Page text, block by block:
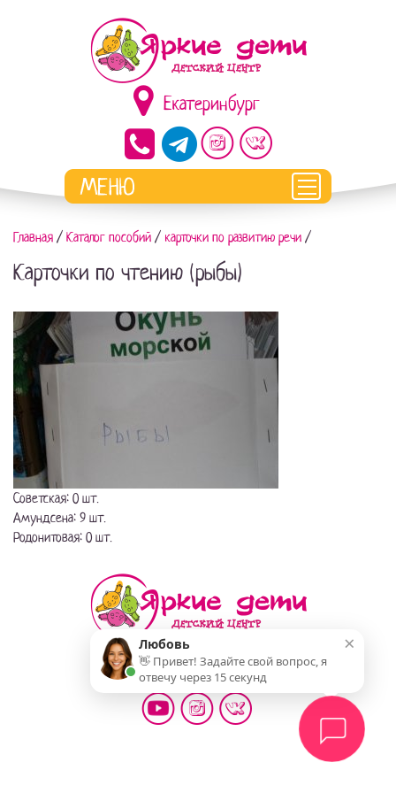
Екатеринбург
Главная / Каталог пособий / карточки по развитию речи /
Карточки по чтению (рыбы)
Советская: 0 шт.
Амундсена: 9 шт.
Родонитовая: 0 шт.
Мы делаем жизнь детей ярче!
×
Любовь
👋 Привет! Задайте свой вопрос, я
отвечу через 15 секунд